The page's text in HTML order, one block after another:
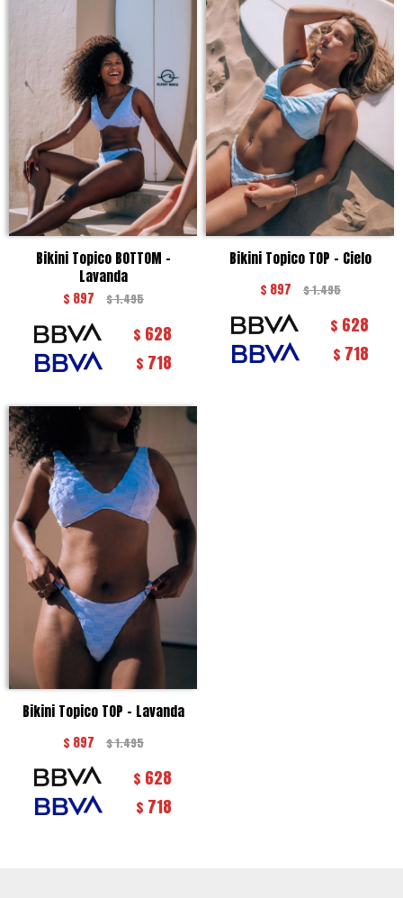
Bikini Topico BOTTOM -
Lavanda
$ 897 $1.495
$ 628
$ 718
Bikini Topico TOP - Cielo
$ 897 $1.495
$ 628
$ 718
Bikini Topico TOP - Lavanda
$ 897 $1.495
$ 628
$ 718